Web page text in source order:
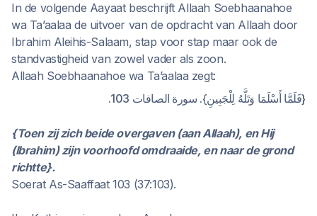
In de volgende Aayaat beschrijft Allaah Soebhaanahoe
wa Ta’aalaa de uitvoer van de opdracht van Allaah door
Ibrahim Aleihis-Salaam, stap voor stap maar ook de
standvastigheid van zowel vader als zoon.
Allaah Soebhaanahoe wa Ta’aalaa zegt:
{فَلَمَّا أَسْلَمَا وَتَلَّهُ لِلْجَبِينِ}. سورة الصافات 103.
{Toen zij zich beide overgaven (aan Allaah), en Hij
(Ibrahim) zijn voorhoofd omdraaide, en naar de grond
richtte}.
Soerat As-Saaffaat 103 (37:103).